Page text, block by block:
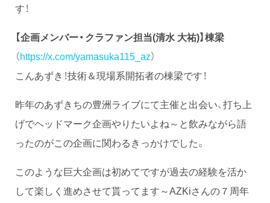
す！
【企画メンバー・クラファン担当(清水 大祐)】棟梁
（https://x.com/yamasuka115_az）
こんあずき！技術＆現場系開拓者の棟梁です！
昨年のあずきちの豊洲ライブにて主催と出会い、打ち上
げでヘッドマーク企画やりたいよね～と飲みながら語
ったのがこの企画に関わるきっかけでした。
このような巨大企画は初めてですが過去の経験を活か
して楽しく進めさせて貰ってます～AZKiさんの７周年